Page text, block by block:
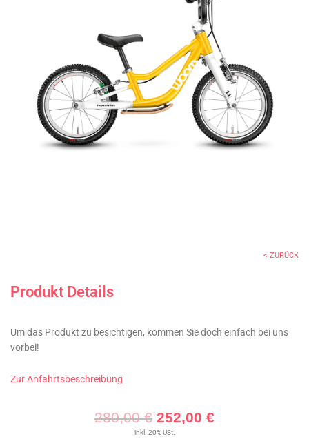
< ZURÜCK
Produkt Details
Um das Produkt zu besichtigen, kommen Sie doch einfach bei uns
vorbei!
Zur Anfahrtsbeschreibung
280,00€ Ursprünglicher
Preis
252,00 €Aktueller
inkl. 20% USt.